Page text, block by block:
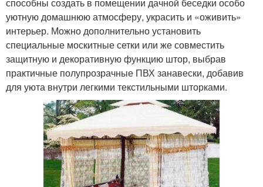
способны создать в помещении дачной беседки особо
уютную домашнюю атмосферу, украсить и «оживить»
интерьер. Можно дополнительно установить
специальные москитные сетки или же совместить
защитную и декоративную функцию штор, выбрав
практичные полупрозрачные ПВХ занавески, добавив
для уюта внутри легкими текстильными шторками.